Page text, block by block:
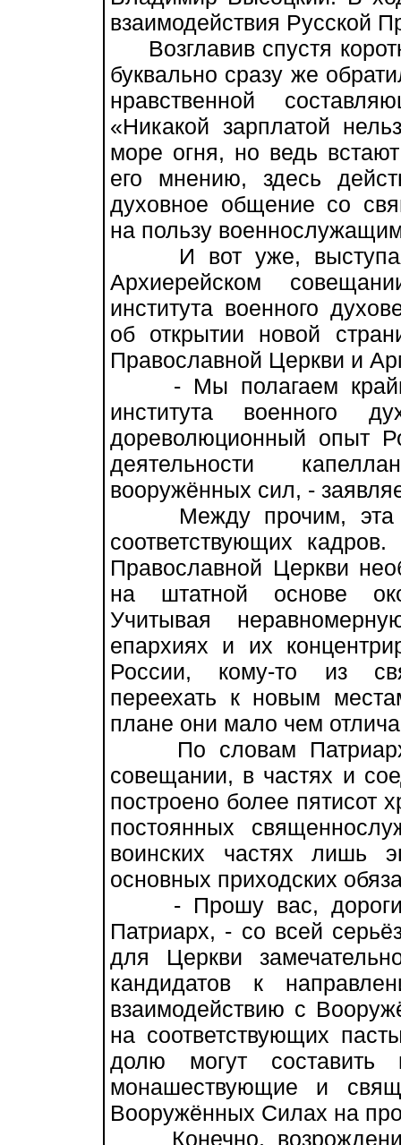
взаимодействия Русской
Возглавив спустя
буквально сразу же
нравственной
«Никакой зарплатой
море огня, но ведь
его мнению, здесь
духовное общение со
на пользу
И вот уже, выступая
Архиерейском
института военного
об открытии новой
Православной Церкви и
- Мы полагаем
института военного
дореволюционный опыт
деятельности
вооружённых сил, -
Между прочим, эта
соответствующих
Православной Церкви
на штатной основе
Учитывая
епархиях и их
России, кому-то из
переехать к новым
плане они мало чем
По словам
cовещании, в частях и
построено более пятисот
постоянных
воинских частях лишь
основных приходских
- Прошу вас, дорогие
Патриарх, - со всей
для Церкви
кандидатов к
взаимодействию с
на соответствующих
долю могут составить
монашествующие и
Вооружённых Силах на
Конечно, возрождение